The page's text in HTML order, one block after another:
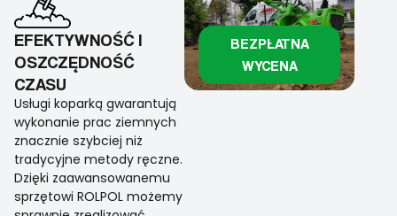
EFEKTYWNOŚĆ I
OSZCZĘDNOŚĆ
CZASU
Usługi koparką gwarantują
wykonanie prac ziemnych
znacznie szybciej niż
tradycyjne metody ręczne.
Dzięki zaawansowanemu
sprzętowi ROLPOL możemy
BEZPŁATNA
WYCENA